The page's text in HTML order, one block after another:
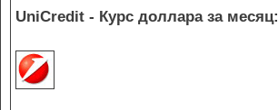
UniCredit - Курс доллара за месяц: